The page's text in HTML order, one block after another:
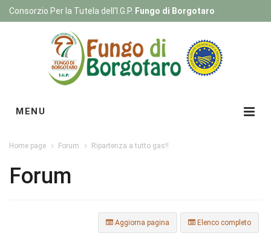
Consorzio Per la Tutela dell'I.G.P. Fungo di Borgotaro
MENU
Home page Forum Ripartenza a tutto gas!!
Forum
Elenco completo
Aggiorna pagina